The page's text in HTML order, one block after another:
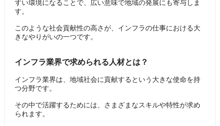
すい環境になることで、広い意味で地域の発展にも寄与しま
す。
このような社会貢献性の高さが、インフラの仕事における大
きなやりがいの一つです。
インフラ業界で求められる人材とは？
インフラ業界は、地域社会に貢献するという大きな使命を持
つ分野です。
その中で活躍するためには、さまざまなスキルや特性が求め
られます。